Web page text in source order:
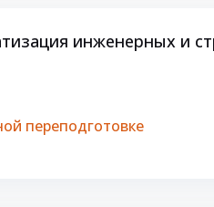
инженерных и
переподготовке